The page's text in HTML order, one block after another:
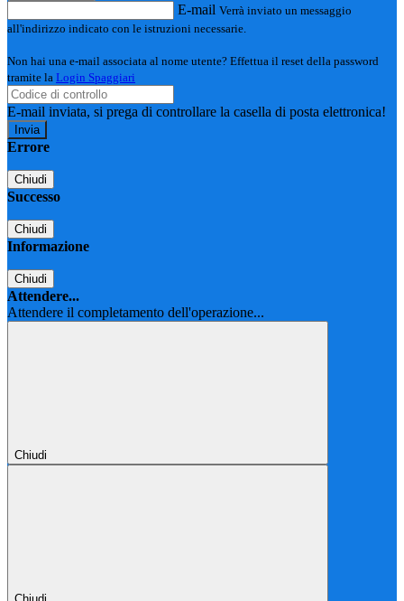
E-mail Verrà inviato un messaggio
all'indirizzo indicato con le istruzioni necessarie.
Non hai una e-mail associata al nome utente? Effettua il reset della password
tramite la Login Spaggiari
E-mail inviata, si prega di controllare la casella di posta elettronica!
Errore
Chiudi
Successo
Chiudi
Informazione
Chiudi
Attendere...
Attendere il completamento dell'operazione...
Chiudi